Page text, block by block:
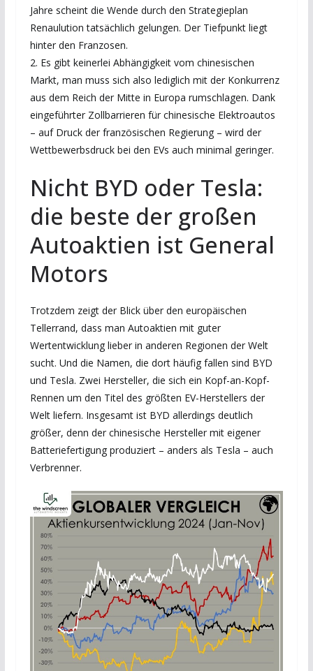
Jahre scheint die Wende durch den Strategieplan
Renaulution tatsächlich gelungen. Der Tiefpunkt liegt
hinter den Franzosen.
2. Es gibt keinerlei Abhängigkeit vom chinesischen
Markt, man muss sich also lediglich mit der Konkurrenz
aus dem Reich der Mitte in Europa rumschlagen. Dank
eingeführter Zollbarrieren für chinesische Elektroautos
– auf Druck der französischen Regierung – wird der
Wettbewerbsdruck bei den EVs auch minimal geringer.
Nicht BYD oder Tesla:
die beste der großen
Autoaktien ist General
Motors
Trotzdem zeigt der Blick über den europäischen
Tellerrand, dass man Autoaktien mit guter
Wertentwicklung lieber in anderen Regionen der Welt
sucht. Und die Namen, die dort häufig fallen sind BYD
und Tesla. Zwei Hersteller, die sich ein Kopf-an-Kopf-
Rennen um den Titel des größten EV-Herstellers der
Welt liefern. Insgesamt ist BYD allerdings deutlich
größer, denn der chinesische Hersteller mit eigener
Batteriefertigung produziert – anders als Tesla – auch
Verbrenner.